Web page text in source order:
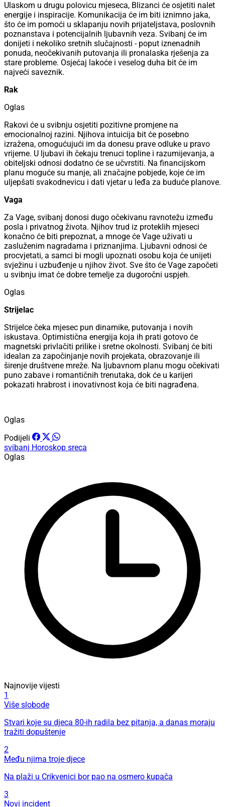
Ulaskom u drugu polovicu mjeseca, Blizanci će osjetiti nalet
energije i inspiracije. Komunikacija će im biti iznimno jaka,
što će im pomoći u sklapanju novih prijateljstava, poslovnih
poznanstava i potencijalnih ljubavnih veza. Svibanj će im
donijeti i nekoliko sretnih slučajnosti - poput iznenadnih
ponuda, neočekivanih putovanja ili pronalaska rješenja za
stare probleme. Osjećaj lakoće i veselog duha bit će im
najveći saveznik.
Rak
Oglas
Rakovi će u svibnju osjetiti pozitivne promjene na
emocionalnoj razini. Njihova intuicija bit će posebno
izražena, omogućujući im da donesu prave odluke u pravo
vrijeme. U ljubavi ih čekaju trenuci topline i razumijevanja, a
obiteljski odnosi dodatno će se učvrstiti. Na financijskom
planu moguće su manje, ali značajne pobjede, koje će im
uljepšati svakodnevicu i dati vjetar u leđa za buduće planove.
Vaga
Za Vage, svibanj donosi dugo očekivanu ravnotežu između
posla i privatnog života. Njihov trud iz proteklih mjeseci
konačno će biti prepoznat, a mnoge će Vage uživati u
zasluženim nagradama i priznanjima. Ljubavni odnosi će
procvjetati, a samci bi mogli upoznati osobu koja će unijeti
svježinu i uzbuđenje u njihov život. Sve što će Vage započeti
u svibnju imat će dobre temelje za dugoročni uspjeh.
Oglas
Strijelac
Strijelce čeka mjesec pun dinamike, putovanja i novih
iskustava. Optimistična energija koja ih prati gotovo će
magnetski privlačiti prilike i sretne okolnosti. Svibanj će biti
idealan za započinjanje novih projekata, obrazovanje ili
širenje društvene mreže. Na ljubavnom planu mogu očekivati
puno zabave i romantičnih trenutaka, dok će u karijeri
pokazati hrabrost i inovativnost koja će biti nagrađena.
Oglas
Podijeli
svibanj Horoskop sreca
Oglas
Najnovije vijesti
1
Više slobode
Stvari koje su djeca 80-ih radila bez pitanja, a danas moraju
tražiti dopuštenje
2
Među njima troje djece
Na plaži u Crikvenici bor pao na osmero kupača
3
Novi incident